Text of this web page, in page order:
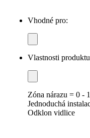
Vhodné pro:
Vlastnosti produktu
Zóna nárazu = 0 -
Jednoduchá
Odklon vidlice